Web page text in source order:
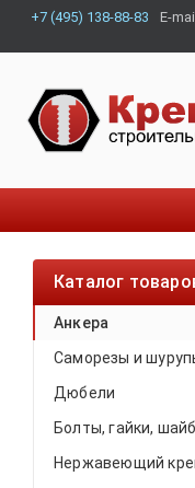
+7 (495) 138-88-83 E-
Каталог
Анкера
Саморезы и
Дюбели
Болты, гайки,
Нержавеющий